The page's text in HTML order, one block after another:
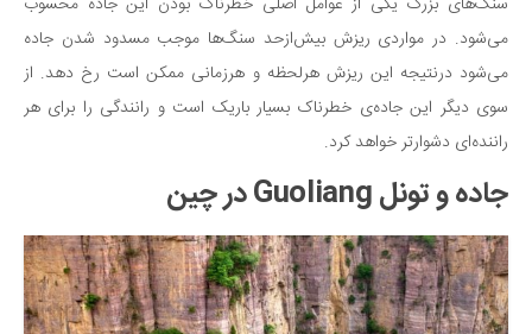
می‌شود. در مواردی ریزش بیش‌ازحد سنگ‌ها موجب مسدود شدن جاده
می‌شود درنتیجه این ریزش هرلحظه و هرزمانی ممکن است رخ دهد. از
سوی دیگر این جاده‌ی خطرناک بسیار باریک است و رانندگی را برای هر
راننده‌ای دشوارتر خواهد کرد.
جاده و تونل Guoliang در چین